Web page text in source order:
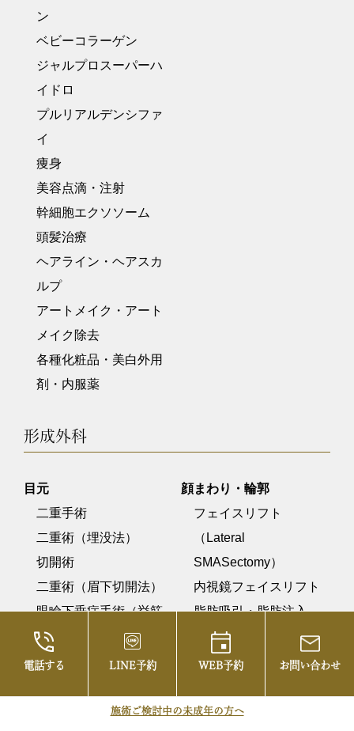
電話する LINE予約 WEB予約 お問い合わせ
施術ご検討中の未成年の方へ
ン
ベビーコラーゲン
ジャルプロスーパーハ
イドロ
プルリアルデンシファ
イ
痩身
美容点滴・注射
幹細胞エクソソーム
頭髪治療
ヘアライン・ヘアスカ
ルプ
アートメイク・アート
メイク除去
各種化粧品・美白外用
剤・内服薬
形成外科
目元
二重手術
二重術（埋没法）
切開術
二重術（眉下切開法）
眼瞼下垂症手術（挙筋
前転）
クマ治療
結膜脱脂術）
顔まわり・輪郭
フェイスリフト
（Lateral
SMASectomy）
内視鏡フェイスリフト
脂肪吸引・脂肪注入
テスリフト
ミントリフトFINE